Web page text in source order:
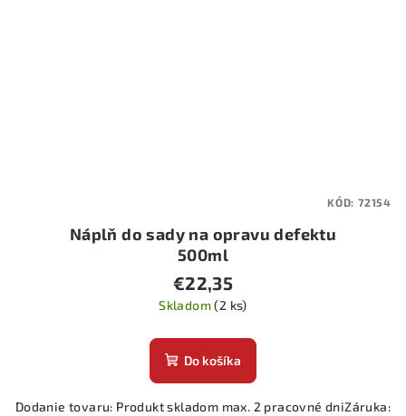
Náplň do sady na opravu defektu
500ml
€22,35
Skladom(2 ks)
Do košíka
Dodanie tovaru: Produkt skladom max. 2 pracovné dniZáruka:
KÓD: 72154